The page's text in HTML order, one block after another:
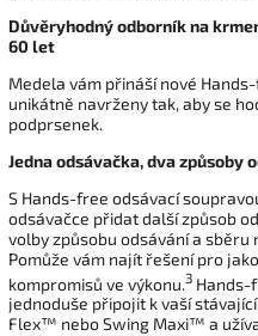
Důvěryhodný odborník na
60 let
Medela vám přináší nové
unikátně navrženy tak, aby se
podprsenek.
Jedna odsávačka, dva způsoby
S Hands-free odsávací
odsávačce přidat další způsob
volby způsobu odsávání a sběru
Pomůže vám najít řešení pro
kompromisů ve výkonu.3 Hands-
jednoduše připojit k vaší
Flex™ nebo Swing Maxi™ a